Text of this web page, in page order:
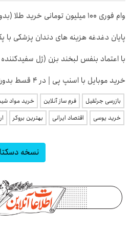
وام فوری 100 میلیون تومانی خرید طلا (بدون ضامن)
پایان دغدغه هزینه های دندان پزشکی با
با اعتماد بنفس لبخند بزن (ژل سفیدکننده
خرید موبایل با اسنپ پی | در ۴ قسط بدون سود و کارمزد!
بازرسی جرثقیل فرم ساز آنلاین خرید مواد
خرید یوسی
اقتصاد ایرانی بهترین بروکر
نسخه